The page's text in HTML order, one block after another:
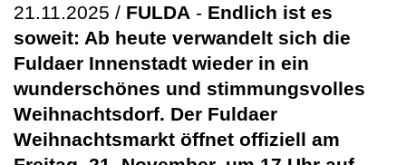
21.11.2025 / FULDA - Endlich ist es
soweit: Ab heute verwandelt sich die
Fuldaer Innenstadt wieder in ein
wunderschönes und stimmungsvolles
Weihnachtsdorf. Der Fuldaer
Weihnachtsmarkt öffnet offiziell am